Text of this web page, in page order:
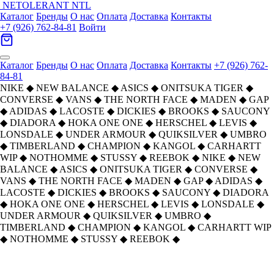
NETOLERANT NTL
Каталог Бренды О нас Оплата Доставка Контакты
+7 (926) 762-84-81 Войти
Каталог Бренды О нас Оплата Доставка Контакты +7 (926) 762-
84-81
NIKE ◆ NEW BALANCE ◆ ASICS ◆ ONITSUKA TIGER ◆
CONVERSE ◆ VANS ◆ THE NORTH FACE ◆ MADEN ◆ GAP
◆ ADIDAS ◆ LACOSTE ◆ DICKIES ◆ BROOKS ◆ SAUCONY
◆ DIADORA ◆ HOKA ONE ONE ◆ HERSCHEL ◆ LEVIS ◆
LONSDALE ◆ UNDER ARMOUR ◆ QUIKSILVER ◆ UMBRO
◆ TIMBERLAND ◆ CHAMPION ◆ KANGOL ◆ CARHARTT
WIP ◆ NOTHOMME ◆ STUSSY ◆ REEBOK ◆ NIKE ◆ NEW
BALANCE ◆ ASICS ◆ ONITSUKA TIGER ◆ CONVERSE ◆
VANS ◆ THE NORTH FACE ◆ MADEN ◆ GAP ◆ ADIDAS ◆
LACOSTE ◆ DICKIES ◆ BROOKS ◆ SAUCONY ◆ DIADORA
◆ HOKA ONE ONE ◆ HERSCHEL ◆ LEVIS ◆ LONSDALE ◆
UNDER ARMOUR ◆ QUIKSILVER ◆ UMBRO ◆
TIMBERLAND ◆ CHAMPION ◆ KANGOL ◆ CARHARTT WIP
◆ NOTHOMME ◆ STUSSY ◆ REEBOK ◆